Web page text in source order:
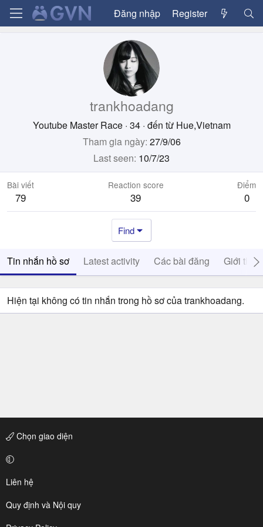
Đăng nhập Register
trankhoadang
Youtube Master Race · 34 · đến từ Hue,Vietnam
Tham gia ngày 27/9/06
Last seen 10/7/23
Bài viết
79
Reaction score
39
Điểm
0
Find
Tin nhắn hồ sơ Latest activity Các bài đăng Giới thiệu
Hiện tại không có tin nhắn trong hồ sơ của trankhoadang.
Chọn giao diện
Liên hệ
Quy định và Nội quy